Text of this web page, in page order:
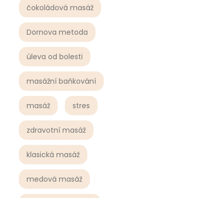
čokoládová masáž
Dornova metoda
úleva od bolesti
masážní baňkování
masáž stres
zdravotní masáž
klasická masáž
medová masáž